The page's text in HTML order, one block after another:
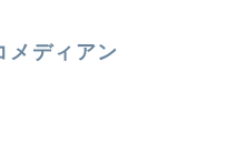
メディアン